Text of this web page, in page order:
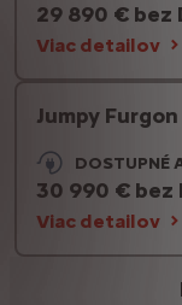
29 890 € bez
Viac detailov
Jumpy
DOSTUPNÉ
30 990 € bez
Viac detailov